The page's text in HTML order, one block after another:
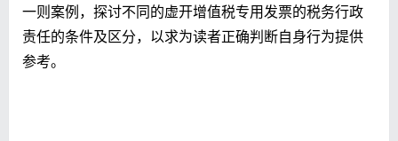
一则案例，探讨不同的虚开增值税专用发票的税务行政
责任的条件及区分，以求为读者正确判断自身行为提供
参考。